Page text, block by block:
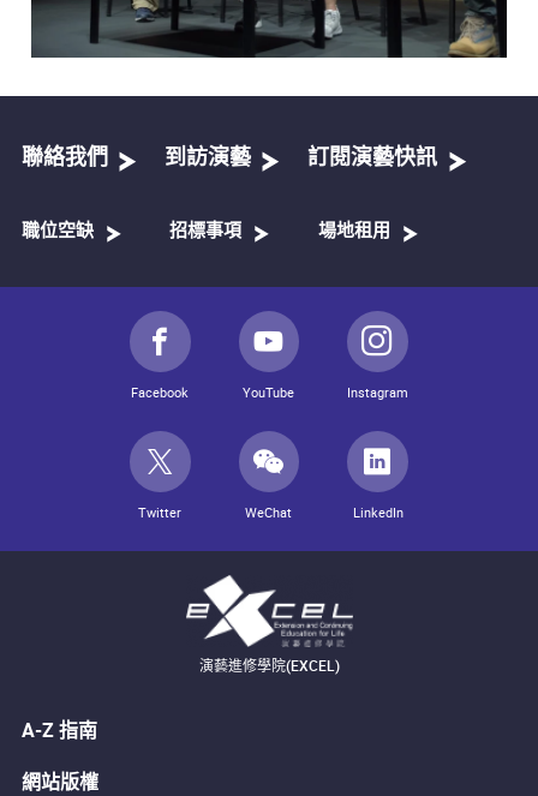
聯絡我們 到訪演藝 訂閱演藝快訊
職位空缺 招標事項 場地租用
Facebook YouTube Instagram
Twitter WeChat LinkedIn
演藝進修學院(EXCEL)
A-Z 指南
網站版權